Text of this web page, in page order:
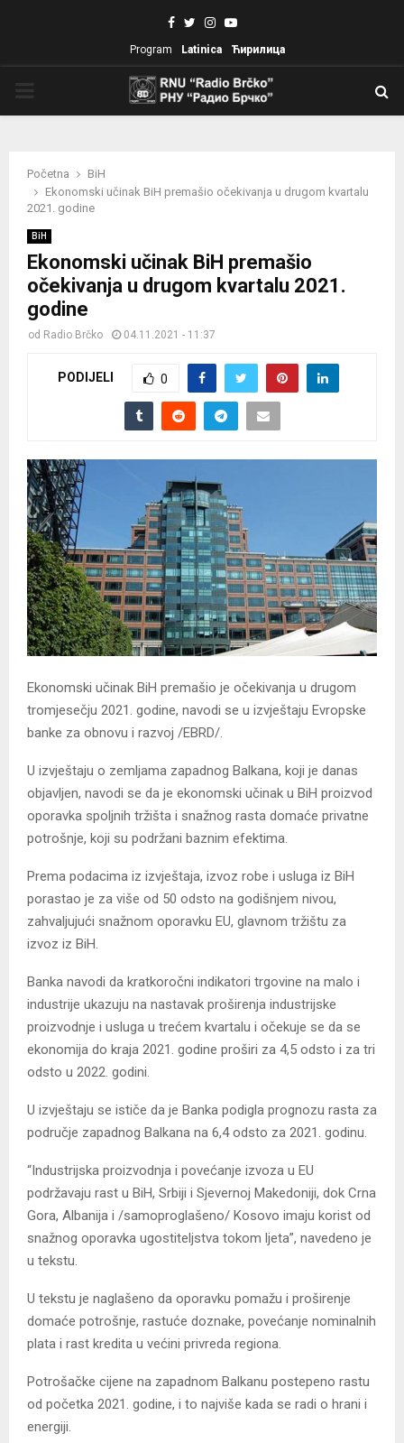
Facebook
TwitterInstagram
Youtube
Program Latinica Ћирилица
Početna
BiH
Ekonomski učinak BiH premašio očekivanja u drugom kvartalu
2021. godine
BiH
Ekonomski učinak BiH premašio
očekivanja u drugom kvartalu 2021.
godine
od Radio Brčko 04.11.2021 - 11:37
PODIJELI 0
Ekonomski učinak BiH premašio je očekivanja u drugom
tromjesečju 2021. godine, navodi se u izvještaju Evropske
banke za obnovu i razvoj /EBRD/.
U izvještaju o zemljama zapadnog Balkana, koji je danas
objavljen, navodi se da je ekonomski učinak u BiH proizvod
oporavka spoljnih tržišta i snažnog rasta domaće privatne
potrošnje, koji su podržani baznim efektima.
Prema podacima iz izvještaja, izvoz robe i usluga iz BiH
porastao je za više od 50 odsto na godišnjem nivou,
zahvaljujući snažnom oporavku EU, glavnom tržištu za
izvoz iz BiH.
Banka navodi da kratkoročni indikatori trgovine na malo i
industrije ukazuju na nastavak proširenja industrijske
proizvodnje i usluga u trećem kvartalu i očekuje se da se
ekonomija do kraja 2021. godine proširi za 4,5 odsto i za tri
odsto u 2022. godini.
U izvještaju se ističe da je Banka podigla prognozu rasta za
područje zapadnog Balkana na 6,4 odsto za 2021. godinu.
“Industrijska proizvodnja i povećanje izvoza u EU
podržavaju rast u BiH, Srbiji i Sjevernoj Makedoniji, dok Crna
Gora, Albanija i /samoproglašeno/ Kosovo imaju korist od
snažnog oporavka ugostiteljstva tokom ljeta”, navedeno je
u tekstu.
U tekstu je naglašeno da oporavku pomažu i proširenje
domaće potrošnje, rastuće doznake, povećanje nominalnih
plata i rast kredita u većini privreda regiona.
Potrošačke cijene na zapadnom Balkanu postepeno rastu
od početka 2021. godine, i to najviše kada se radi o hrani i
energiji.